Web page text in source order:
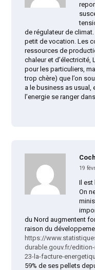
de régulateur de
petit de vocation. Les
ressources de
chaleur et
pour les particuliers,
trop chère) que l’on
a le business as usual,
l’energie se ranger
19
Il est
On
du Nord augmentent
raison du
https://
durable.gouv.fr/
23-la-facture-
59% de ses pellets